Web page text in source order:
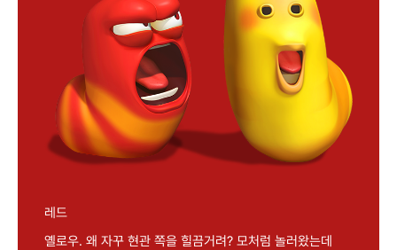
레드
옐로우. 왜 자꾸 현관 쪽을 힐끔거려? 모처럼 놀러왔는데